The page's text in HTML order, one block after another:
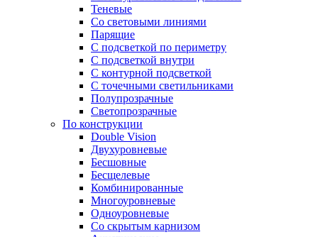
Теневые
Со световыми линиями
Парящие
С подсветкой по периметру
С подсветкой внутри
С контурной подсветкой
С точечными светильниками
Полупрозрачные
Светопрозрачные
По конструкции
Double Vision
Двухуровневые
Бесшовные
Бесщелевые
Комбинированные
Многоуровневые
Одноуровневые
Со скрытым карнизом